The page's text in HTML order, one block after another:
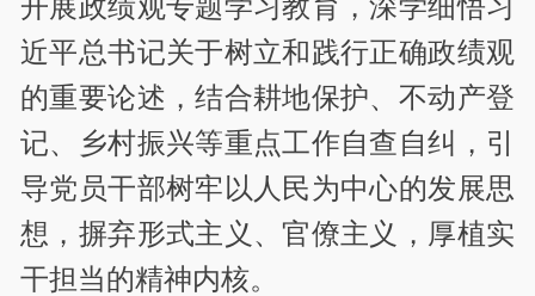
近平总书记关于树立和践行正确政绩观
的重要论述，结合耕地保护、不动产登
记、乡村振兴等重点工作自查自纠，引
导党员干部树牢以人民为中心的发展思
想，摒弃形式主义、官僚主义，厚植实
干担当的精神内核。